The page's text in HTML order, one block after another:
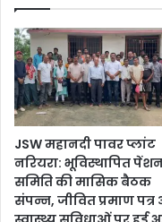
JSW महानदी पावर प्लांट
नरियरा: भूविस्थापित
समिति की मासिक बैठक
संपन्न, जीवित प्रमाण